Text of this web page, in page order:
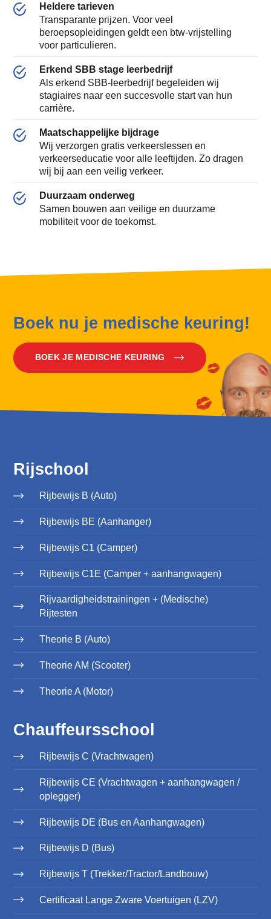
Heldere tarieven
Transparante prijzen. Voor veel
beroepsopleidingen geldt een btw-vrijstelling
voor particulieren.
Erkend SBB stage leerbedrijf
Als erkend SBB-leerbedrijf begeleiden wij
stagiaires naar een succesvolle start van hun
carrière.
Maatschappelijke bijdrage
Wij verzorgen gratis verkeerslessen en
verkeerseducatie voor alle leeftijden. Zo dragen
wij bij aan een veilig verkeer.
Duurzaam onderweg
Samen bouwen aan veilige en duurzame
mobiliteit voor de toekomst.
Boek nu je medische keuring!
BOEK JE MEDISCHE KEURING
Rijschool
Rijbewijs B (Auto)
Rijbewijs BE (Aanhanger)
Rijbewijs C1 (Camper)
Rijbewijs C1E (Camper + aanhangwagen)
Rijvaardigheidstrainingen + (Medische)
Rijtesten
Theorie B (Auto)
Theorie AM (Scooter)
Theorie A (Motor)
Chauffeursschool
Rijbewijs C (Vrachtwagen)
Rijbewijs CE (Vrachtwagen + aanhangwagen /
oplegger)
Rijbewijs DE (Bus en Aanhangwagen)
Rijbewijs D (Bus)
Rijbewijs T (Trekker/Tractor/Landbouw)
Certificaat Lange Zware Voertuigen (LZV)